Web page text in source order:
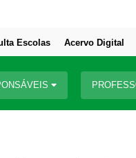
Escolas Acervo Digital